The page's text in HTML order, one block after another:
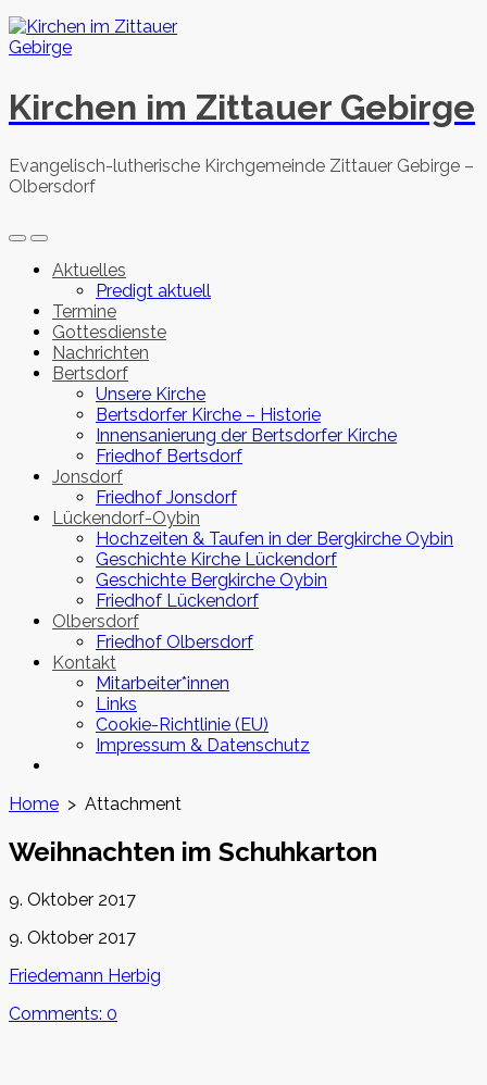
Skip
to
content
Kirchen im Zittauer Gebirge
Evangelisch-lutherische Kirchgemeinde Zittauer Gebirge –
Olbersdorf
Search
Toggle
Menu
Aktuelles
Predigt aktuell
Termine
Gottesdienste
Nachrichten
Bertsdorf
Unsere Kirche
Bertsdorfer Kirche – Historie
Innensanierung der Bertsdorfer Kirche
Friedhof Bertsdorf
Jonsdorf
Friedhof Jonsdorf
Lückendorf-Oybin
Hochzeiten & Taufen in der Bergkirche Oybin
Geschichte Kirche Lückendorf
Geschichte Bergkirche Oybin
Friedhof Lückendorf
Olbersdorf
Friedhof Olbersdorf
Kontakt
Mitarbeiter*innen
Links
Cookie-Richtlinie (EU)
Impressum & Datenschutz
Home > Attachment
Weihnachten im Schuhkarton
Published
9. Oktober 2017
Last
date
9. Oktober 2017
Author
Friedemann Herbig
Comments: 0